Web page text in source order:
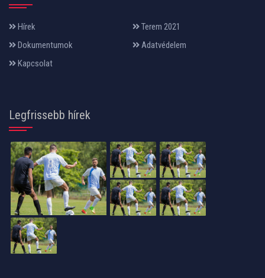
Hírek
Terem 2021
Dokumentumok
Adatvédelem
Kapcsolat
Legfrissebb hírek